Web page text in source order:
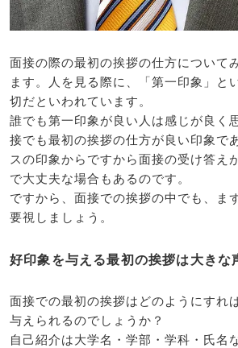
面接の際の最初の挨拶の仕方について
ます。人を見る際に、「第一印象」と
切だといわれています。
誰でも第一印象が良い人は感じが良く
接でも最初の挨拶の仕方が良い印象で
スの印象からですから面接の受け答え
で大丈夫な場合もあるのです。
ですから、面接での挨拶の中でも、ま
要視しましょう。
好印象を与える最初の挨拶は大きな
面接での最初の挨拶はどのようにすれ
与えられるのでしょうか？
自己紹介は大学名・学部・学科・氏名